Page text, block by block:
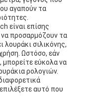
αγαπούν τα
είναι επίσης
να προσαρμόζουν τα
λουράκι σιλικόνης,
Ωστόσο, εάν
μπορείτε εύκολα να
ρολογιών.
αυτό που